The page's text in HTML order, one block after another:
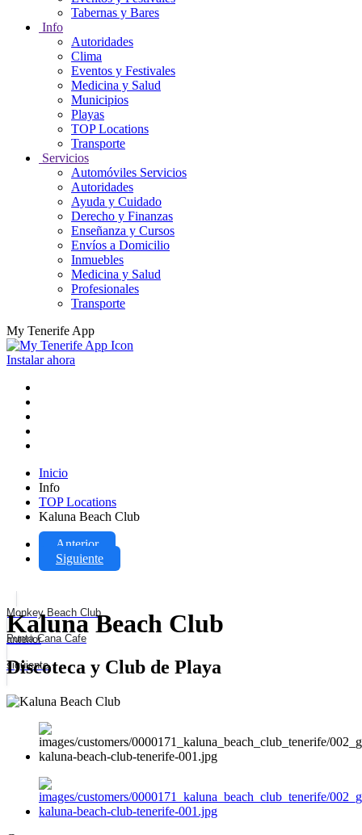
Tabernas y Bares
Info
Autoridades
Clima
Eventos y Festivales
Medicina y Salud
Municipios
Playas
TOP Locations
Transporte
Servicios
Automóviles Servicios
Autoridades
Ayuda y Cuidado
Derecho y Finanzas
Enseñanza y Cursos
Envíos a Domicilio
Inmuebles
Medicina y Salud
Profesionales
Transporte
My Tenerife App
Instalar ahora
Inicio
Info
TOP Locations
Kaluna Beach Club
Anterior
Siguiente
Monkey Beach Club
anterior
Punta Cana Cafe
siguiente
Kaluna Beach Club
Discoteca y Club de Playa